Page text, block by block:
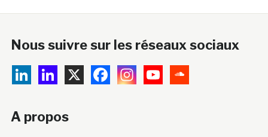
Nous suivre sur les réseaux sociaux
A propos